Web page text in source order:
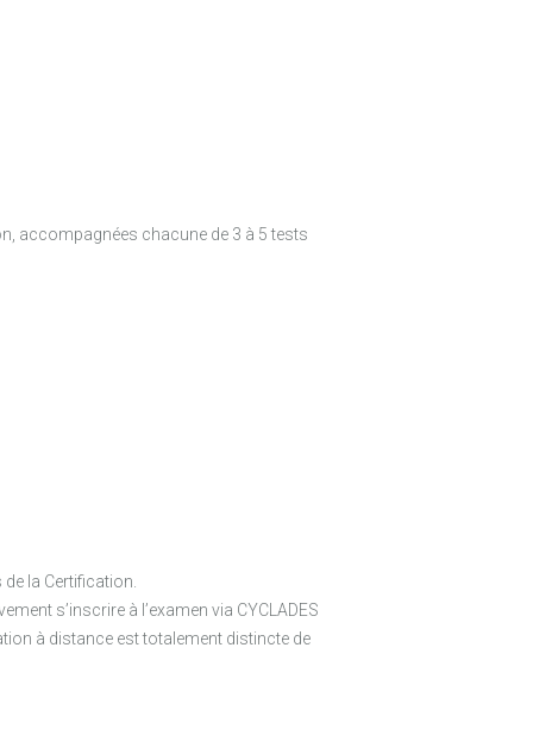
accompagnées chacune de 3 à 5 tests
la Certification.
s’inscrire à l’examen via CYCLADES
à distance est totalement distincte de